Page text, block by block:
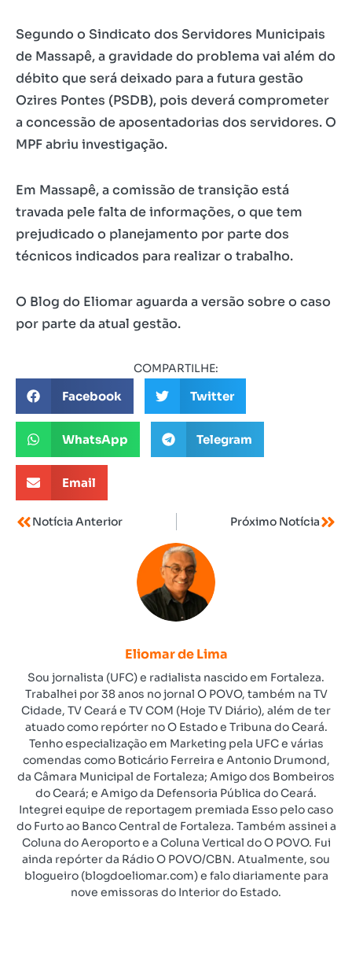
Segundo o Sindicato dos Servidores Municipais
de Massapê, a gravidade do problema vai além do
débito que será deixado para a futura gestão
Ozires Pontes (PSDB), pois deverá comprometer
a concessão de aposentadorias dos servidores. O
MPF abriu investigação.
Em Massapê, a comissão de transição está
travada pele falta de informações, o que tem
prejudicado o planejamento por parte dos
técnicos indicados para realizar o trabalho.
O Blog do Eliomar aguarda a versão sobre o caso
por parte da atual gestão.
COMPARTILHE:
Facebook Twitter
WhatsApp Telegram
Email
Notícia Anterior Próximo Notícia
Eliomar de Lima
Sou jornalista (UFC) e radialista nascido em Fortaleza.
Trabalhei por 38 anos no jornal O POVO, também na TV
Cidade, TV Ceará e TV COM (Hoje TV Diário), além de ter
atuado como repórter no O Estado e Tribuna do Ceará.
Tenho especialização em Marketing pela UFC e várias
comendas como Boticário Ferreira e Antonio Drumond,
da Câmara Municipal de Fortaleza; Amigo dos Bombeiros
do Ceará; e Amigo da Defensoria Pública do Ceará.
Integrei equipe de reportagem premiada Esso pelo caso
do Furto ao Banco Central de Fortaleza. Também assinei a
Coluna do Aeroporto e a Coluna Vertical do O POVO. Fui
ainda repórter da Rádio O POVO/CBN. Atualmente, sou
blogueiro (blogdoeliomar.com) e falo diariamente para
nove emissoras do Interior do Estado.